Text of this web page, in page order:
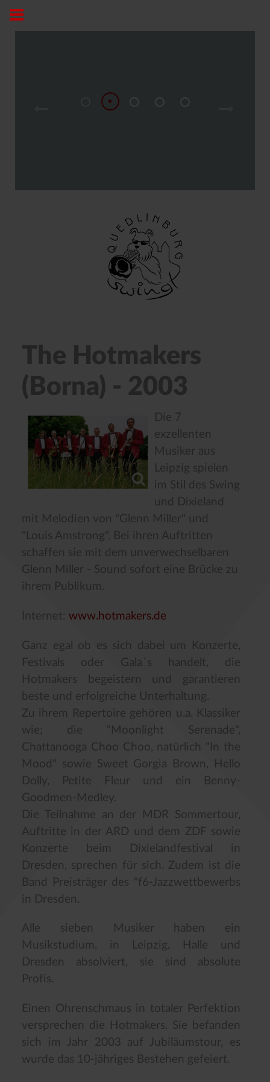
The Hotmakers
(Borna) - 2003
Die 7
exzellenten
Musiker aus
Leipzig spielen
im Stil des Swing
und Dixieland
mit Melodien von "Glenn Miller" und
"Louis Amstrong". Bei ihren Auftritten
schaffen sie mit dem unverwechselbaren
Glenn Miller - Sound sofort eine Brücke zu
ihrem Publikum.
Internet: www.hotmakers.de
Ganz egal ob es sich dabei um Konzerte,
Festivals oder Gala´s handelt, die
Hotmakers begeistern und garantieren
beste und erfolgreiche Unterhaltung.
Zu ihrem Repertoire gehören u.a. Klassiker
wie; die "Moonlight Serenade",
Chattanooga Choo Choo, natürlich "In the
Mood" sowie Sweet Gorgia Brown, Hello
Dolly, Petite Fleur und ein Benny-
Goodmen-Medley.
Die Teilnahme an der MDR Sommertour,
Auftritte in der ARD und dem ZDF sowie
Konzerte beim Dixielandfestival in
Dresden, sprechen für sich. Zudem ist die
Band Preisträger des "f6-Jazzwettbewerbs
in Dresden.
Alle sieben Musiker haben ein
Musikstudium, in Leipzig, Halle und
Dresden absolviert, sie sind absolute
Profis.
Einen Ohrenschmaus in totaler Perfektion
versprechen die Hotmakers. Sie befanden
sich im Jahr 2003 auf Jubiläumstour, es
wurde das 10-jähriges Bestehen gefeiert.